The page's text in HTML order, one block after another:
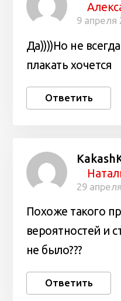
9 апреля
Да))))Но не
плакать хочется
Ответить
29
Похоже такого
вероятностей и
не было???
Ответить